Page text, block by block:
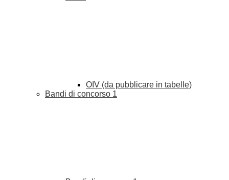
OIV (da pubblicare in tabelle)
Bandi di concorso 1